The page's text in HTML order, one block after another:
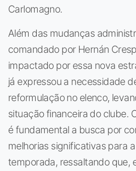
Carlomagno.
Além das mudanças
comandado por Hernán
impactado por essa nova
já expressou a necessidade
reformulação no elenco,
situação financeira do clube.
é fundamental a busca por
melhorias significativas para
temporada, ressaltando que,